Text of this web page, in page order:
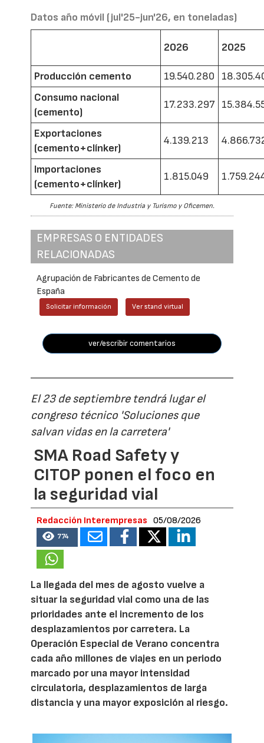
Datos año móvil (jul'25-jun'26, en toneladas)
2026 2025
Producción cemento 19.540.280
Consumo nacional
(cemento)
17.233.297
Exportaciones
(cemento+clínker)
4.139.213
Importaciones
(cemento+clínker)
1.815.049
Fuente: Ministerio de Industria y Turismo y Oficemen.
EMPRESAS O ENTIDADES
RELACIONADAS
Agrupación de Fabricantes de Cemento de
España
Solicitar información Ver stand virtual
ver/escribir comentarios
El 23 de septiembre tendrá lugar el
congreso técnico 'Soluciones que
salvan vidas en la carretera'
SMA Road Safety y
CITOP ponen el foco en
la seguridad vial
Redacción Interempresas 05/08/2026
774
La llegada del mes de agosto vuelve a
situar la seguridad vial como una de las
prioridades ante el incremento de los
desplazamientos por carretera. La
Operación Especial de Verano concentra
cada año millones de viajes en un periodo
marcado por una mayor intensidad
circulatoria, desplazamientos de larga
distancia y una mayor exposición al riesgo.